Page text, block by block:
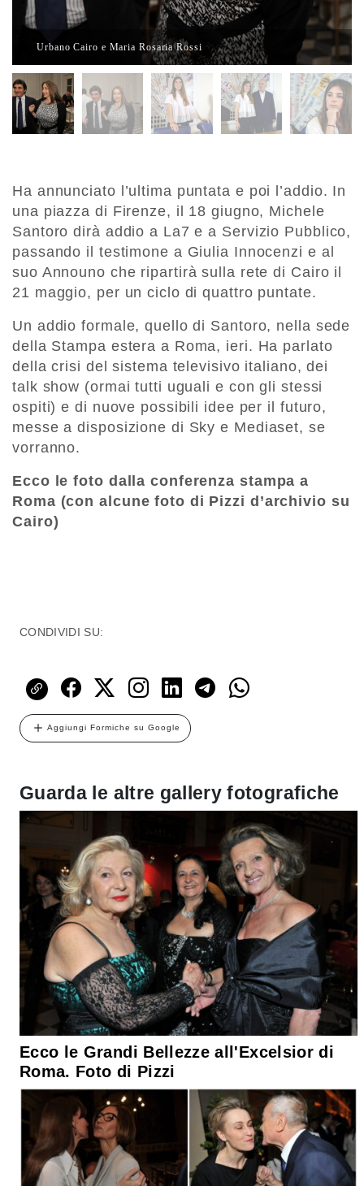
Urbano Cairo e Maria Rosaria Rossi
Ha annunciato l’ultima puntata e poi l’addio. In
una piazza di Firenze, il 18 giugno, Michele
Santoro dirà addio a La7 e a Servizio Pubblico,
passando il testimone a Giulia Innocenzi e al
suo Announo che ripartirà sulla rete di Cairo il
21 maggio, per un ciclo di quattro puntate.
Un addio formale, quello di Santoro, nella sede
della Stampa estera a Roma, ieri. Ha parlato
della crisi del sistema televisivo italiano, dei
talk show (ormai tutti uguali e con gli stessi
ospiti) e di nuove possibili idee per il futuro,
messe a disposizione di Sky e Mediaset, se
vorranno.
Ecco le foto dalla conferenza stampa a
Roma (con alcune foto di Pizzi d’archivio su
Cairo)
CONDIVIDI SU:
Aggiungi Formiche su Google
Guarda le altre gallery fotografiche
Ecco le Grandi Bellezze all'Excelsior di
Roma. Foto di Pizzi